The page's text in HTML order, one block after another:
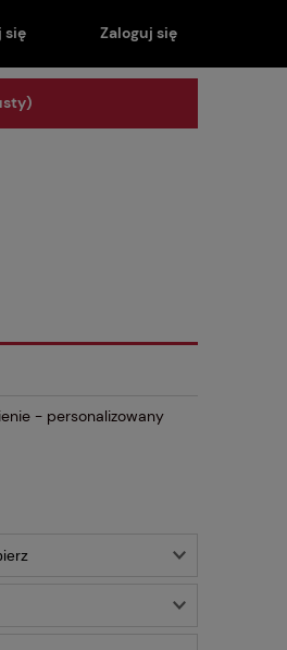
się Zaloguj się
- personalizowany